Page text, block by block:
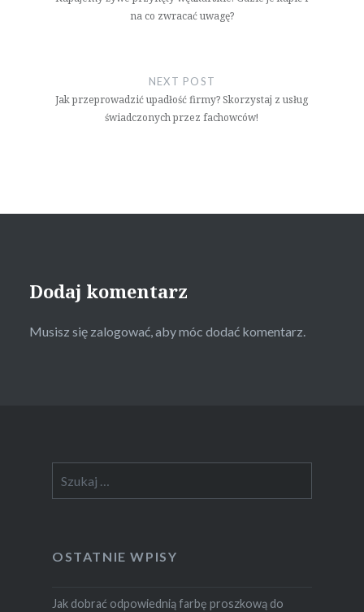
na co zwracać uwagę?
NEXT POST
Jak przeprowadzić upadłość firmy? Skorzystaj z usług
świadczonych przez fachowców!
Dodaj komentarz
Musisz się zalogować, aby móc dodać komentarz.
OSTATNIE WPISY
Jak dobrać odpowiednią farbę proszkową do